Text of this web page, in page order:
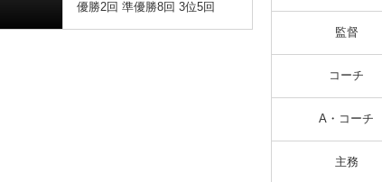
優勝2回 準優勝8回 3位5回
監督
コーチ
A・コーチ
主務